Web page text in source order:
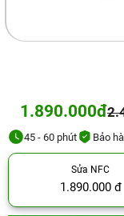
1.890.000đ
45 - 60 phút Bảo
Sửa NFC
1.890.000 đ